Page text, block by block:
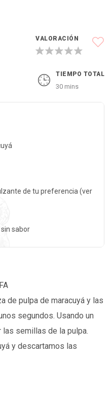
VALORACIÓN
TIEMPO TOTAL
30 mins
de tu preferencia (ver
sabor
de pulpa de maracuyá y las
segundos. Usando un
las semillas de la pulpa.
y descartamos las